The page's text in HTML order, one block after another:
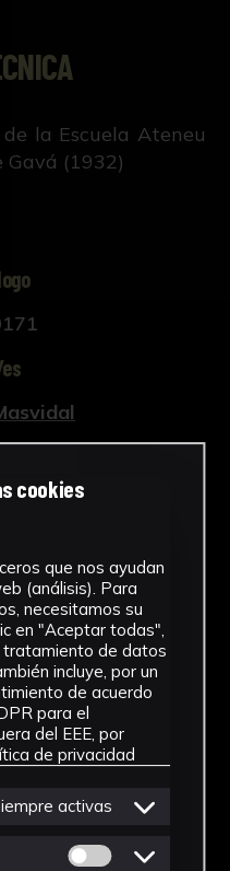
la Escuela Ateneu
(1932)
de la Educación
cookies
que nos ayudan
(análisis). Para
necesitamos su
en "Aceptar todas",
de datos
incluye, por un
de acuerdo
para el
del EEE, por
de privacidad
activas
Permitir cookies